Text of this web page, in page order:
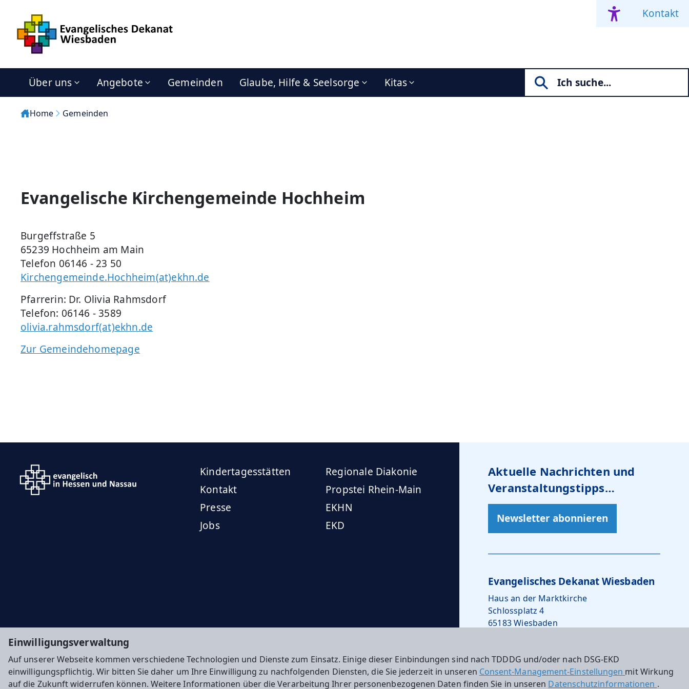
Einwilligungsverwaltung
Auf unserer Webseite kommen verschiedene Technologien und Dienste zum Einsatz. Einige dieser Einbindungen sind nach TDDDG und/oder nach DSG-EKD
einwilligungspflichtig. Wir bitten Sie daher um Ihre Einwilligung zu nachfolgenden Diensten, die Sie jederzeit in unseren Consent-Management-Einstellungen mit Wirkung
auf die Zukunft widerrufen können. Weitere Informationen über die Verarbeitung Ihrer personenbezogenen Daten finden Sie in unseren Datenschutzinformationen .
Kontakt
Über uns Angebote Gemeinden Glaube, Hilfe & Seelsorge Kitas
Home Gemeinden
Evangelische Kirchengemeinde Hochheim
Burgeffstraße 5
65239 Hochheim am Main
Telefon 06146 - 23 50
Kirchengemeinde.Hochheim(at)ekhn.de
Pfarrerin: Dr. Olivia Rahmsdorf
Telefon: 06146 - 3589
olivia.rahmsdorf(at)ekhn.de
Zur Gemeindehomepage
Kindertagesstätten
Kontakt
Presse
Jobs
Regionale Diakonie
Propstei Rhein-Main
EKHN
EKD
Aktuelle Nachrichten und
Veranstaltungstipps…
Newsletter abonnieren
Evangelisches Dekanat Wiesbaden
Haus an der Marktkirche
Schlossplatz 4
65183 Wiesbaden
dekanat.wiesbaden@ekhn.de